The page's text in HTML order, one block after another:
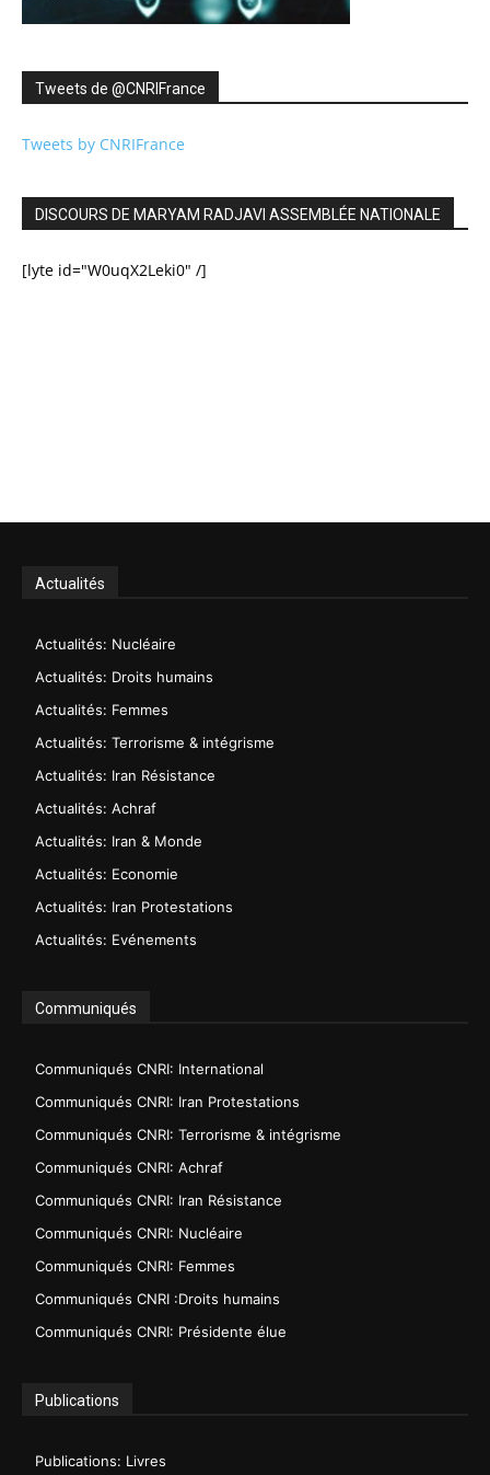
Tweets de ‎@CNRIFrance
Tweets by CNRIFrance
DISCOURS DE MARYAM RADJAVI ASSEMBLÉE NATIONALE
[lyte id="W0uqX2Leki0" /]
Actualités
Actualités: Nucléaire
Actualités: Droits humains
Actualités: Femmes
Actualités: Terrorisme & intégrisme
Actualités: Iran Résistance
Actualités: Achraf
Actualités: Iran & Monde
Actualités: Economie
Actualités: Iran Protestations
Actualités: Evénements
Communiqués
Communiqués CNRI: International
Communiqués CNRI: Iran Protestations
Communiqués CNRI: Terrorisme & intégrisme
Communiqués CNRI: Achraf
Communiqués CNRI: Iran Résistance
Communiqués CNRI: Nucléaire
Communiqués CNRI: Femmes
Communiqués CNRI :Droits humains
Communiqués CNRI: Présidente élue
Publications
Publications: Livres